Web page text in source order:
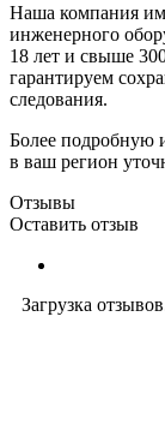
Наша компания
инженерного
18 лет и свыше
гарантируем
следования.
Более подробную
в ваш регион
Отзывы
Оставить отзыв
Загрузка